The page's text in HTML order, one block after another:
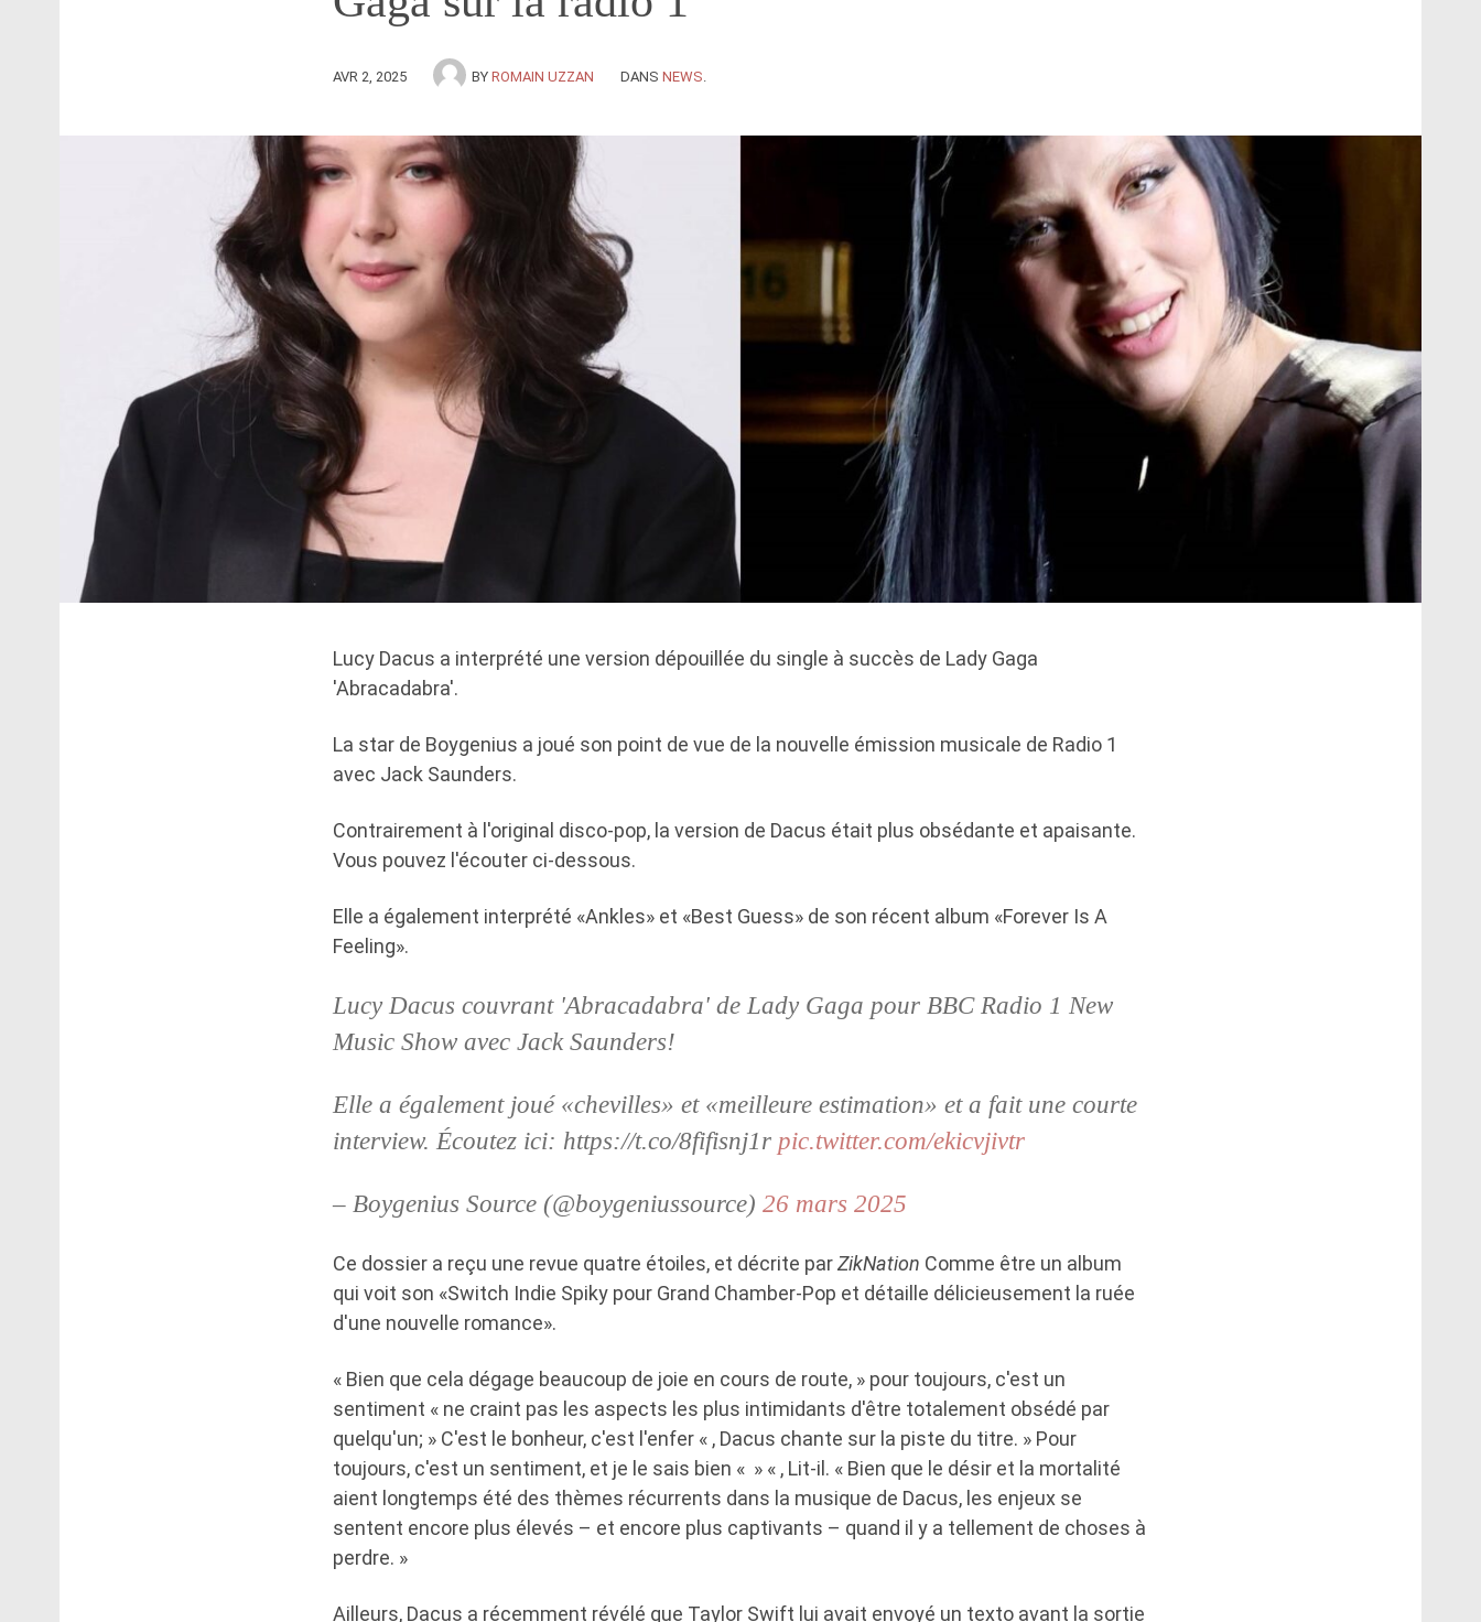
AVR 2, 2025 BY ROMAIN UZZAN DANS NEWS
Lucy Dacus a interprété une version dépouillée du single à succès de Lady Gaga
'Abracadabra'.
La star de Boygenius a joué son point de vue de la nouvelle émission musicale de Radio 1
avec Jack Saunders.
Contrairement à l'original disco-pop, la version de Dacus était plus obsédante et apaisante.
Vous pouvez l'écouter ci-dessous.
Elle a également interprété «Ankles» et «Best Guess» de son récent album «Forever Is A
Feeling».
Lucy Dacus couvrant 'Abracadabra' de Lady Gaga pour BBC Radio 1 New
Music Show avec Jack Saunders!
Elle a également joué «chevilles» et «meilleure estimation» et a fait une courte
interview. Écoutez ici: https://t.co/8fifisnj1r pic.twitter.com/ekicvjivtr
– Boygenius Source (@boygeniussource) 26 mars 2025
Ce dossier a reçu une revue quatre étoiles, et décrite parZikNation Comme être un album
qui voit son «Switch Indie Spiky pour Grand Chamber-Pop et détaille délicieusement la ruée
d'une nouvelle romance».
« Bien que cela dégage beaucoup de joie en cours de route, » pour toujours, c'est un
sentiment « ne craint pas les aspects les plus intimidants d'être totalement obsédé par
quelqu'un; » C'est le bonheur, c'est l'enfer « , Dacus chante sur la piste du titre. » Pour
toujours, c'est un sentiment, et je le sais bien « » « , Lit-il. « Bien que le désir et la mortalité
aient longtemps été des thèmes récurrents dans la musique de Dacus, les enjeux se
sentent encore plus élevés – et encore plus captivants – quand il y a tellement de choses à
perdre. »
Ailleurs, Dacus a récemment révélé que Taylor Swift lui avait envoyé un texto avant la sortie